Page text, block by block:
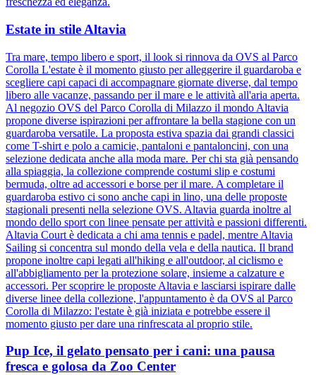
Estate in stile Altavia
Tra mare, tempo libero e sport, il look si rinnova da OVS al Parco
Corolla L'estate è il momento giusto per alleggerire il guardaroba e
scegliere capi capaci di accompagnare giornate diverse, dal tempo
libero alle vacanze, passando per il mare e le attività all'aria aperta.
Al negozio OVS del Parco Corolla di Milazzo il mondo Altavia
propone diverse ispirazioni per affrontare la bella stagione con un
guardaroba versatile. La proposta estiva spazia dai grandi classici
come T-shirt e polo a camicie, pantaloni e pantaloncini, con una
selezione dedicata anche alla moda mare. Per chi sta già pensando
alla spiaggia, la collezione comprende costumi slip e costumi
bermuda, oltre ad accessori e borse per il mare. A completare il
guardaroba estivo ci sono anche capi in lino, una delle proposte
stagionali presenti nella selezione OVS. Altavia guarda inoltre al
mondo dello sport con linee pensate per attività e passioni differenti.
Altavia Court è dedicata a chi ama tennis e padel, mentre Altavia
Sailing si concentra sul mondo della vela e della nautica. Il brand
propone inoltre capi legati all'hiking e all'outdoor, al ciclismo e
all'abbigliamento per la protezione solare, insieme a calzature e
accessori. Per scoprire le proposte Altavia e lasciarsi ispirare dalle
diverse linee della collezione, l'appuntamento è da OVS al Parco
Corolla di Milazzo: l'estate è già iniziata e potrebbe essere il
momento giusto per dare una rinfrescata al proprio stile.
Pup Ice, il gelato pensato per i cani: una pausa
fresca e golosa da Zoo Center